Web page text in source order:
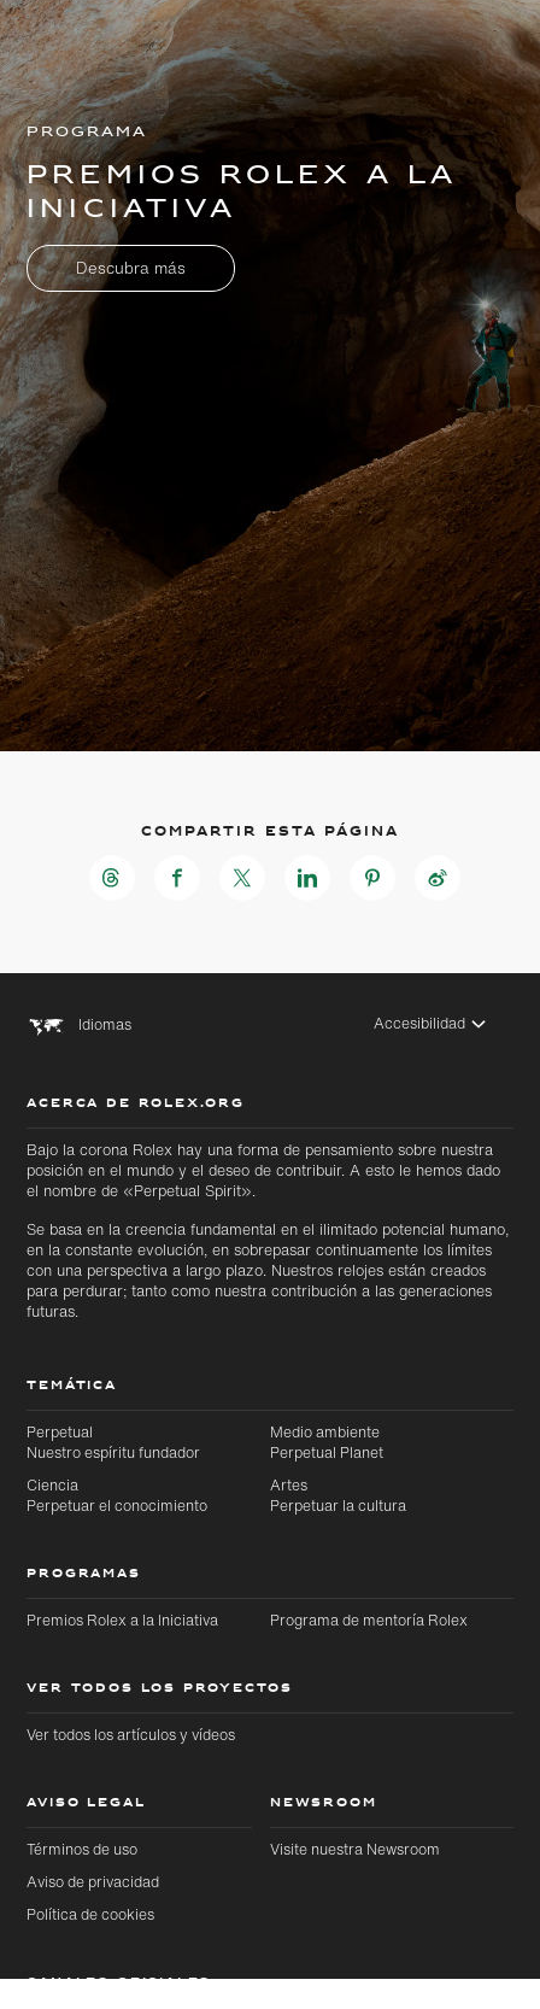
directamente
al contenido
principal
directamente
al pie de
página
Programa
Premios Rolex a la
Iniciativa
Descubra más
Compartir esta página
Idiomas Accesibilidad
ACERCA DE ROLEX.ORG
Bajo la corona Rolex hay una forma de pensamiento sobre nuestra
posición en el mundo y el deseo de contribuir. A esto le hemos dado
el nombre de «Perpetual Spirit».
Se basa en la creencia fundamental en el ilimitado potencial humano,
en la constante evolución, en sobrepasar continuamente los límites
con una perspectiva a largo plazo. Nuestros relojes están creados
para perdurar; tanto como nuestra contribución a las generaciones
futuras.
TEMÁTICA
Perpetual
Nuestro espíritu fundador
Medio ambiente
Perpetual Planet
Ciencia
Perpetuar el conocimiento
Artes
Perpetuar la cultura
PROGRAMAS
Premios Rolex a la Iniciativa Programa de mentoría Rolex
VER TODOS LOS PROYECTOS
Ver todos los artículos y vídeos
AVISO LEGAL
Términos de uso
Aviso de privacidad
Política de cookies
NEWSROOM
Visite nuestra Newsroom
CANALES OFICIALES